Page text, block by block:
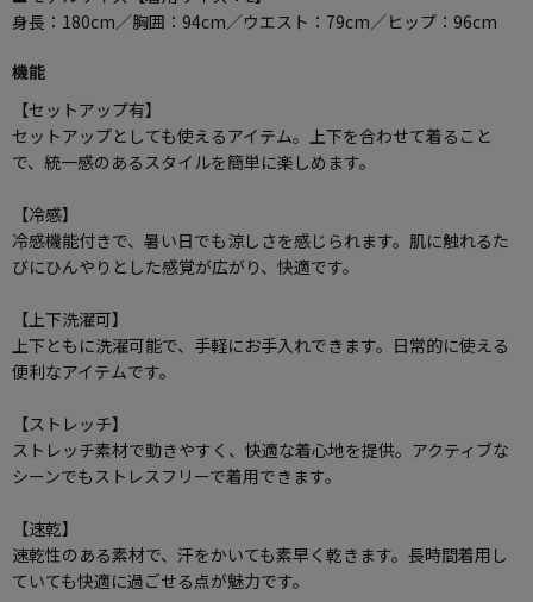
身長：180cm／胸囲：94cm／ウエスト：79cm／ヒップ：96cm
機能
【セットアップ有】
セットアップとしても使えるアイテム。上下を合わせて着ること
で、統一感のあるスタイルを簡単に楽しめます。
【冷感】
冷感機能付きで、暑い日でも涼しさを感じられます。肌に触れるた
びにひんやりとした感覚が広がり、快適です。
【上下洗濯可】
上下ともに洗濯可能で、手軽にお手入れできます。日常的に使える
便利なアイテムです。
【ストレッチ】
ストレッチ素材で動きやすく、快適な着心地を提供。アクティブな
シーンでもストレスフリーで着用できます。
【速乾】
速乾性のある素材で、汗をかいても素早く乾きます。長時間着用し
ていても快適に過ごせる点が魅力です。